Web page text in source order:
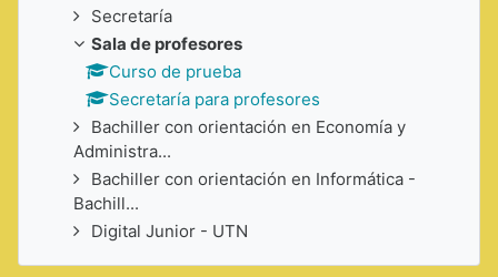
Secretaría
Sala de profesores
Curso de prueba
Secretaría para profesores
Bachiller con orientación en Economía y
Administra...
Bachiller con orientación en Informática -
Bachill...
Digital Junior - UTN